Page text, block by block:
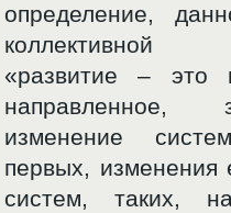
определение,
коллективной
«развитие – это
направленное,
изменение
первых, изменения
систем, таких,